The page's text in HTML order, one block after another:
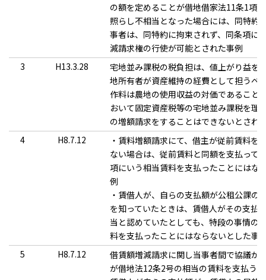
の額を定めることが借地借家法11条1項
照らし不相当となった場合には、同特約
事者は、同特約に拘束されず、同条項に
減請求権の行使が可能とされた事例
3
H13.3.28
宅地並み課税の税負担は、値上がり益を
地所有者が資産維持の経費として担うべ
作料は農地の使用収益の対価であること
おいて固定資産税等の宅地並み課税を理
の増額請求をすることはできないとされ
4
H8.7.12
・賃料増額請求にて、借主が従前賃料を
ない場合は、従前賃料と同額を支払って
項にいう相当賃料を支払ったことにはな
例
・賃借人が、自らの支払額が公租公課の
を知っていたときは、賃借人がその支払
当と認めていたとしても、特段の事情の
料を支払ったことにはならないとした事
5
H8.7.12
借賃額増減請求に関し当事者間で協議が
が借地法12条2号の相当の賃料を支払う